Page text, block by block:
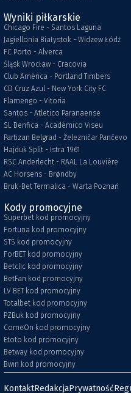
Wyniki piłkarskie
Chicago Fire - Santos Laguna
Jagiellonia Białystok - Widzew Łódź
FC Porto - Alverca
Śląsk Wrocław - Cracovia
Club América - Portland Timbers
CD Cruz Azul - New York City FC
Flamengo - Vitoria
Santos - Atletico Paranaense
SL Benfica - Académico Viseu
Partizan Belgrad - Železničar Pančevo
Hajduk Split - Istra 1961
RSC Anderlecht - RAAL La Louvière
AC Horsens - Brøndby
Bruk-Bet Termalica - Warta Poznań
Kody promocyjne
Superbet kod promocyjny
Fortuna kod promocyjny
STS kod promocyjny
ForBET kod promocyjny
Betclic kod promocyjny
BetFan kod promocyjny
LV BET kod promocyjny
Totalbet kod promocyjny
PZBuk kod promocyjny
ComeOn kod promocyjny
Etoto kod promocyjny
Betway kod promocyjny
Bwin kod promocyjny
KontaktRedakcjaPrywatność